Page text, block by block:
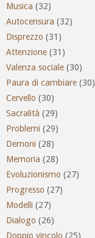
Musica (32)
Autocensura (32)
Disprezzo (31)
Attenzione (31)
Valenza sociale (30)
Paura di cambiare (30)
Cervello (30)
Sacralità (29)
Problemi (29)
Demoni (28)
Memoria (28)
Evoluzionismo (27)
Progresso (27)
Modelli (27)
Dialogo (26)
Doppio vincolo (25)